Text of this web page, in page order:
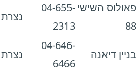
פאולוס השישי
88
04-655-
2313
נצרת
בניין דיאנה
04-646-
6466
נצרת